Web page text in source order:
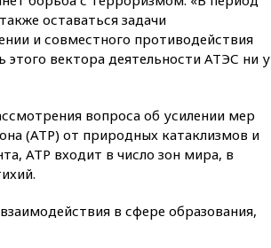
вчера, 21:10 РФ не получала
обращений о прекращении
концессии строительства ж/д
обсуждают эксперимент по
онлайн-продаже алкоголя
вчера, 20:45 Матвиенко:
Армению
оставаться задачи
и совместного противодействия
вектора деятельности АТЭС ни у
вопроса об усилении мер
(АТР) от природных катаклизмов и
АТР входит в число зон мира, в
в сфере образования,